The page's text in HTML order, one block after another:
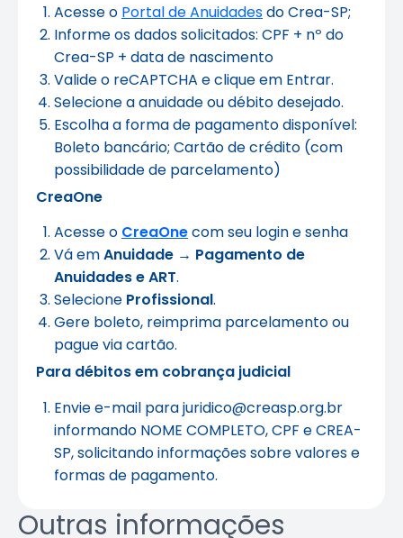
Acesse o Portal de Anuidadesdo Crea-SP;
Informe os dados solicitados: CPF + nº do
Crea-SP + data de nascimento
Valide o reCAPTCHA e clique em Entrar.
Selecione a anuidade ou débito desejado.
Escolha a forma de pagamento disponível:
Boleto bancário; Cartão de crédito (com
possibilidade de parcelamento)
CreaOne
Acesse o CreaOnecom seu login e senha
Vá emAnuidade → Pagamento de
Anuidades e ART.
Selecione Profissional.
Gere boleto, reimprima parcelamento ou
pague via cartão.
Para débitos em cobrança judicial
Envie e-mail para juridico@creasp.org.br
informando NOME COMPLETO, CPF e CREA-
SP, solicitando informações sobre valores e
formas de pagamento.
Outras informações